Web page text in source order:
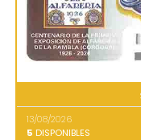
13/08/2026
5 DISPONIBLES